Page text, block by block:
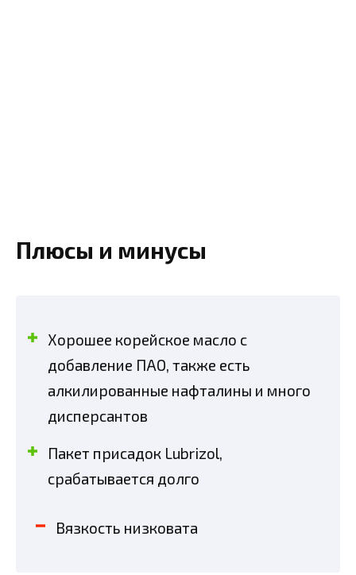
Плюсы и минусы
Хорошее корейское масло с
добавление ПАО, также есть
алкилированные нафталины и много
дисперсантов
Пакет присадок Lubrizol,
срабатывается долго
Вязкость низковата